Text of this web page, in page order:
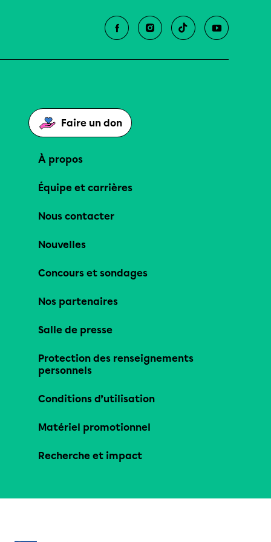
Faire un don
À propos
Équipe et carrières
Nous contacter
Nouvelles
Concours et sondages
Nos partenaires
Salle de presse
Protection des renseignements
personnels
Conditions d’utilisation
Matériel promotionnel
Recherche et impact